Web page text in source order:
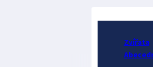
Zvířata